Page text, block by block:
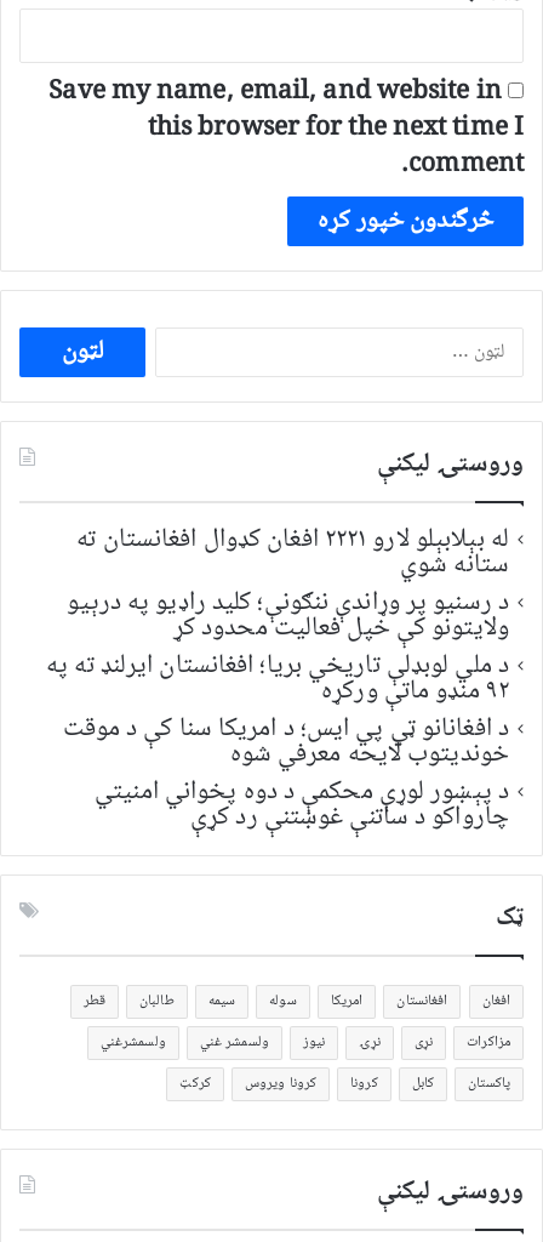
Save my name, email, and website in
this browser for the next time I
comment.
ددی
لپاره
لټون:
وروستۍ ليکنې
له بېلابېلو لارو ۲۲۲۱ افغان کډوال افغانستان ته
ستانه شوي
د رسنیو پر وړاندې ننګونې؛ کلید راډیو په درېیو
ولایتونو کې خپل فعالیت محدود کړ
د ملي لوبډلې تاریخي بریا؛ افغانستان ایرلنډ ته په
۹۲ منډو ماتې ورکړه
د افغانانو ټي پي ایس؛ د امریکا سنا کې د موقت
خونديتوب لایحه معرفي شوه
د پېښور لوړې محکمې د دوه پخواني امنیتي
چارواکو د ساتنې غوښتنې رد کړې
ټک
افغان افغانستان امریکا سوله سیمه طالبان
قطر
مزاکرات
نړی نړۍ نیوز ولسمشر غني
ولسمشرغني
پاکستان
کابل کرونا کرونا ویروس کرکټ
وروستۍ ليکنې